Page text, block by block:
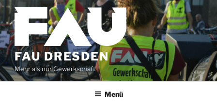
Zum
Inhalt
springen
FAU DRESDEN
Mehr als nur Gewerkschaft
Menü